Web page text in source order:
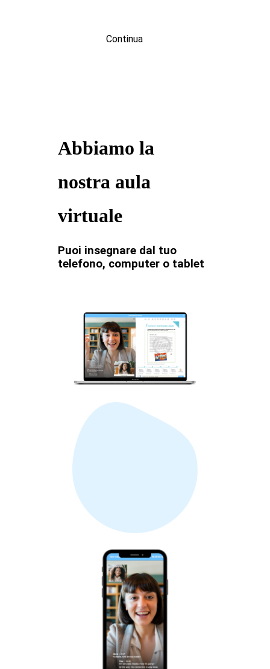
Continua
Abbiamo la
nostra aula
virtuale
Puoi insegnare dal tuo
telefono, computer o tablet